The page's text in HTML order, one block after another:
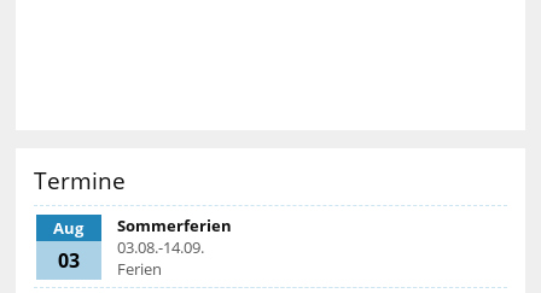
Termine
Aug
03
Sommerferien
03.08.-14.09.
Ferien